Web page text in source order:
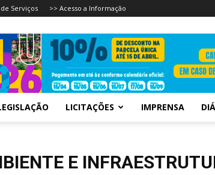
Serviços >> Acesso a Informação
LICITAÇÕES IMPRENSA
E